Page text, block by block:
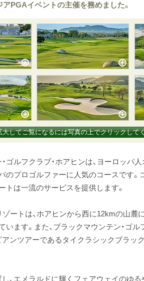
アPGAイベントの主催を務めました。
大してご覧になるには写真の上でクリックして
ゴルフクラブ・ホアヒンは、ヨーロッパ
のプロゴルファーに人気のコースです
トは一流のサービスを提供します。
ートは、ホアヒンから西に12kmの山麓に
ます。また、ブラックマウンテン・ゴル
ンツアーであるタイクラシックブラッ
、エメラルドに輝くフェアウェイのゆる